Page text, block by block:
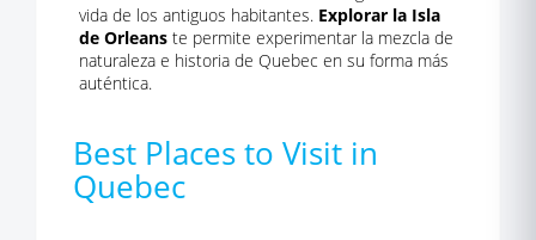
vida de los antiguos habitantes. Explorar la Isla
de Orleans te permite experimentar la mezcla de
naturaleza e historia de Quebec en su forma más
auténtica.
Best Places to Visit in
Quebec